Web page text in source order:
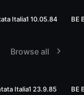
54:58
Italia1 10.05.84 BE
Browse all
54:30
Italia1 23.9.85 BE